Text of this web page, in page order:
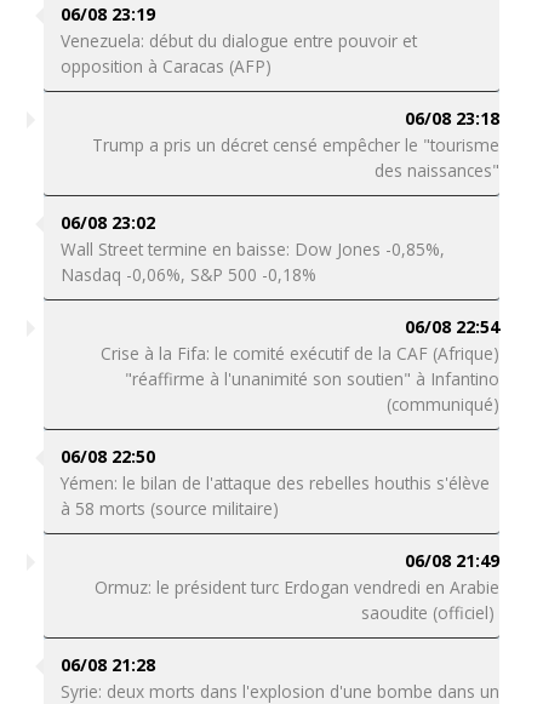
06/08 23:19
Venezuela: début du dialogue entre pouvoir et
opposition à Caracas (AFP)
06/08 23:18
Trump a pris un décret censé empêcher le "tourisme
des naissances"
06/08 23:02
Wall Street termine en baisse: Dow Jones -0,85%,
Nasdaq -0,06%, S&P 500 -0,18%
06/08 22:54
Crise à la Fifa: le comité exécutif de la CAF (Afrique)
"réaffirme à l'unanimité son soutien" à Infantino
(communiqué)
06/08 22:50
Yémen: le bilan de l'attaque des rebelles houthis s'élève
à 58 morts (source militaire)
06/08 21:49
Ormuz: le président turc Erdogan vendredi en Arabie
saoudite (officiel)
06/08 21:28
Syrie: deux morts dans l'explosion d'une bombe dans un